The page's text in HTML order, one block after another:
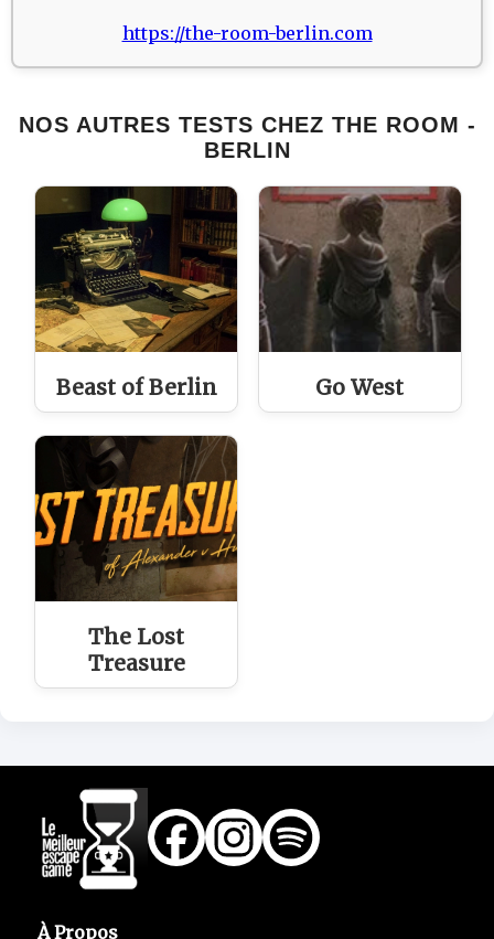
https://the-room-berlin.com
NOS AUTRES TESTS CHEZ THE ROOM -
BERLIN
Beast of Berlin Go West
The Lost
Treasure
À Propos